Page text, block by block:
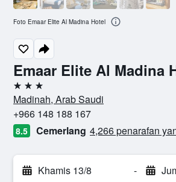
Emaar Elite Al Madina
3 bintang
Madinah, Arab Saudi
+966 148 188 167
8.5 Cemerlang 4,266 penarafan
Khamis 13/8 -
Foto Emaar Elite Al Madina Hotel